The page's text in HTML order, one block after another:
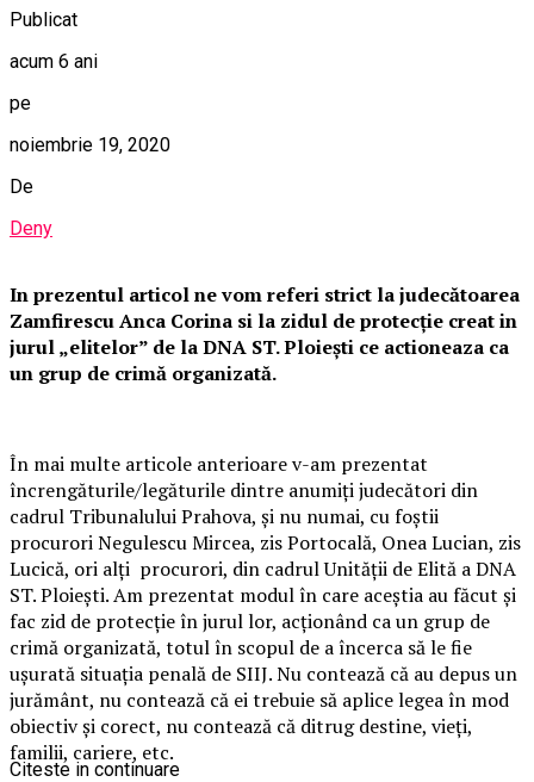
Publicat
acum 6 ani
pe
noiembrie 19, 2020
De
Deny
In prezentul articol ne vom referi strict la judecătoarea
Zamfirescu Anca Corina si la zidul de protecție creat in
jurul „elitelor” de la DNA ST. Ploiești ce actioneaza ca
un grup de crimă organizată.
În mai multe articole anterioare v-am prezentat
încrengăturile/legăturile dintre anumiți judecători din
cadrul Tribunalului Prahova, și nu numai, cu foștii
procurori Negulescu Mircea, zis Portocală, Onea Lucian, zis
Lucică, ori alți procurori, din cadrul Unității de Elită a DNA
ST. Ploiești. Am prezentat modul în care aceștia au făcut și
fac zid de protecție în jurul lor, acționând ca un grup de
crimă organizată, totul în scopul de a încerca să le fie
ușurată situația penală de SIIJ. Nu contează că au depus un
jurământ, nu contează că ei trebuie să aplice legea în mod
obiectiv și corect, nu contează că ditrug destine, vieți,
familii, cariere, etc.
Citeste in continuare